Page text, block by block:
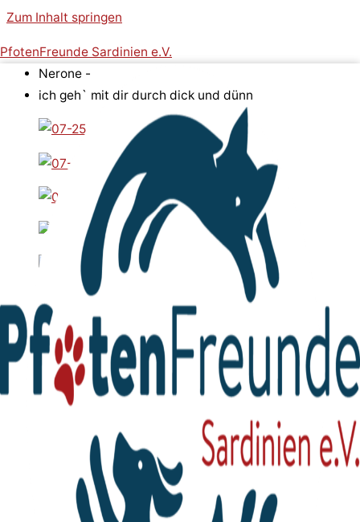
Zum Inhalt springen
PfotenFreunde Sardinien e.V.
Nerone -
ich geh` mit dir durch dick und dünn